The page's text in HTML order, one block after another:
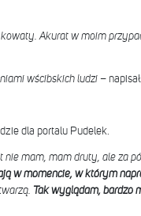
Akurat w moim
wścibskich ludzi –
dla portalu Pudelek.
mam, mam druty, ale za
w momencie, w którym
Tak wyglądam, bardzo